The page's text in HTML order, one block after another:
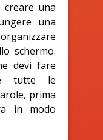
creare una
una
schermo.
devi fare
tutte le
prima
in modo